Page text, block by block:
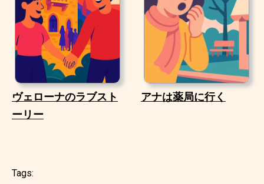
ヴェローナのラブスト
ーリー
アナは薬局に行く
Tags: